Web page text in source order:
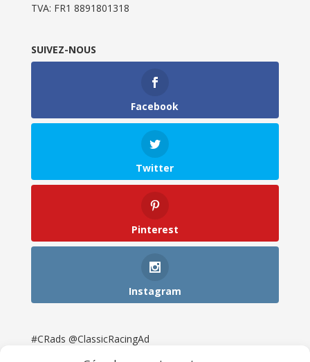
TVA: FR1 8891801318
SUIVEZ-NOUS
Facebook
Twitter
Pinterest
Instagram
#CRads @ClassicRacingAd